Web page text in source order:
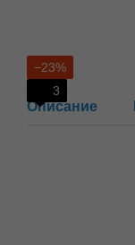
−23%
3
Описание